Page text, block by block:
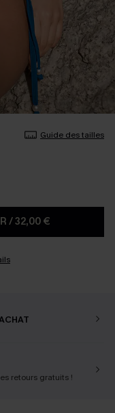
Guide des tailles
/32,00 €
retours gratuits !